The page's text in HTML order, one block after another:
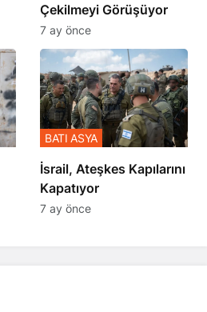
Çekilmeyi Görüşüyor
7 ay önce
İsrail, Ateşkes Kapılarını
Kapatıyor
BATI ASYA
7 ay önce